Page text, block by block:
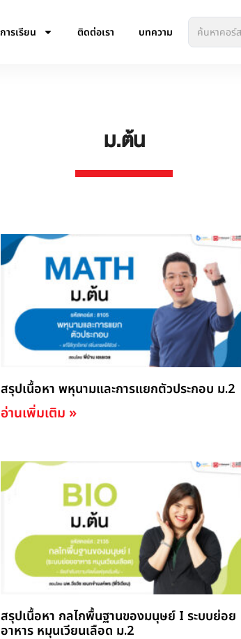
ารเรียน ติดต่อเรา บทความ
ม.ต้น
สรุปเนื้อหา พหุนามและการแยกตัวประกอบ ม.2
อ่านเพิ่มเติม »
สรุปเนื้อหา กลไกพื้นฐานของมนุษย์ I ระบบย่อย
อาหาร หมุนเวียนเลือด ม.2